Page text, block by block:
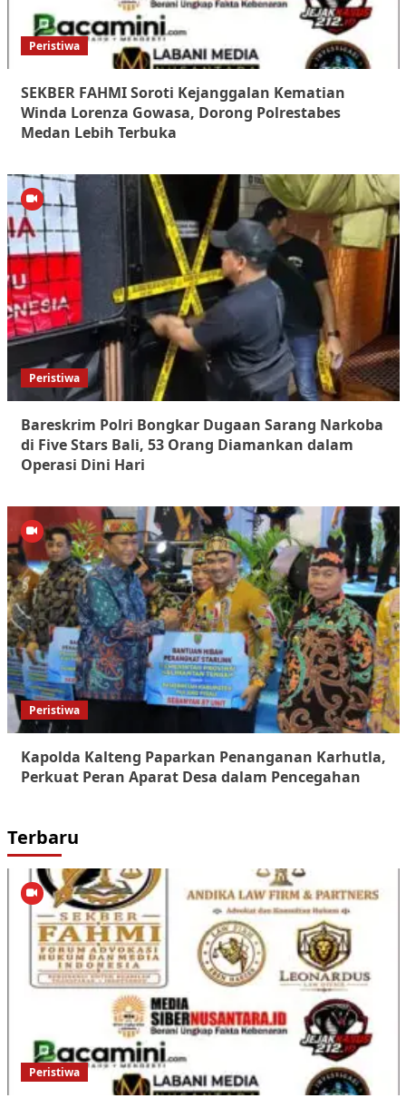
Peristiwa
SEKBER FAHMI Soroti Kejanggalan Kematian
Winda Lorenza Gowasa, Dorong Polrestabes
Medan Lebih Terbuka
Peristiwa
Bareskrim Polri Bongkar Dugaan Sarang Narkoba
di Five Stars Bali, 53 Orang Diamankan dalam
Operasi Dini Hari
Peristiwa
Kapolda Kalteng Paparkan Penanganan Karhutla,
Perkuat Peran Aparat Desa dalam Pencegahan
Terbaru
Peristiwa